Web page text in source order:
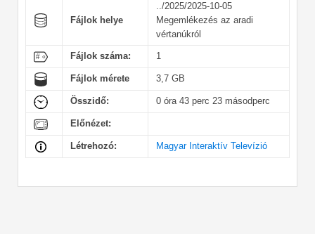
Fájlok helye
../2025/2025-10-05
Megemlékezés az aradi
vértanúkról
Fájlok száma: 1
Fájlok mérete 3,7 GB
Összidő: 0 óra 43 perc 23 másodperc
Előnézet:
Létrehozó: Magyar Interaktív Televízió